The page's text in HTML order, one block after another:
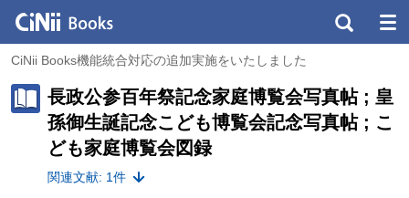
CiNii Books機能統合対応の追加実施をいたしました
長政公参百年祭記念家庭博覧会写真帖 ; 皇
孫御生誕記念こども博覧会記念写真帖 ; こ
ども家庭博覧会図録
関連文献: 1件